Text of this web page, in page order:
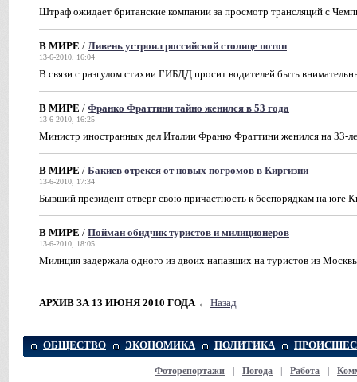
Штраф ожидает британские компании за просмотр трансляций с
В МИРЕ / Ливень устроил российской столице потоп
13-6-2010, 16:04
В связи с разгулом стихии ГИБДД просит водителей быть
В МИРЕ / Франко Фраттини тайно женился в 53 года
13-6-2010, 16:25
Министр иностранных дел Италии Франко Фраттини женился на 33-
В МИРЕ / Бакиев отрекся от новых погромов в Киргизии
13-6-2010, 17:34
Бывший президент отверг свою причастность к беспорядкам на юге
В МИРЕ / Пойман обидчик туристов и милиционеров
13-6-2010, 18:05
Милиция задержала одного из двоих напавших на туристов из
АРХИВ ЗА 13 ИЮНЯ 2010 ГОДА ← Назад
ОБЩЕСТВО ЭКОНОМИКА ПОЛИТИКА
Фоторепортажи Погода Работа